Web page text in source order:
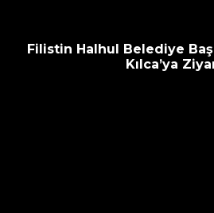
Filistin Halhul Belediye
Kılca’ya